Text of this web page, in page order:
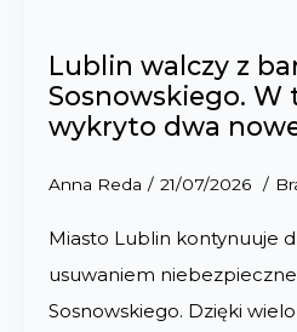
Lublin walczy z
Sosnowskiego. W
wykryto dwa
Anna Reda 21/07/2026
Miasto Lublin kontynuuje
usuwaniem
Sosnowskiego. Dzięki